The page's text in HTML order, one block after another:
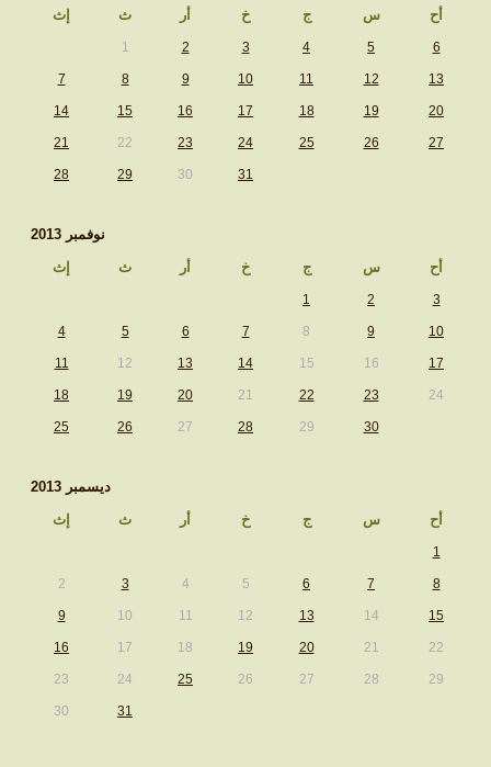
إث ث أر خ ج س أح
1 2 3 4 5 6
7 8 9 10 11 12 13
14 15 16 17 18 19 20
21 22 23 24 25 26 27
28 29 30 31
نوفمبر 2013
إث
ث أر خ ج س أح
1 2 3
4 5 6 7 8 9 10
11 12 13 14 15 16 17
18 19 20 21 22 23 24
25 26 27 28 29 30
ديسمبر 2013
إث
ث أر خ ج س أح
1
2 3 4 5 6 7 8
9 10 11 12 13 14 15
16 17 18 19 20 21 22
23 24 25 26 27 28 29
30 31